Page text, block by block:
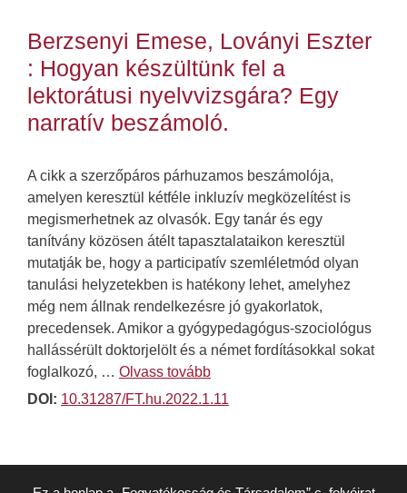
Berzsenyi Emese, Loványi Eszter
: Hogyan készültünk fel a
lektorátusi nyelvvizsgára? Egy
narratív beszámoló.
A cikk a szerzőpáros párhuzamos beszámolója,
amelyen keresztül kétféle inkluzív megközelítést is
megismerhetnek az olvasók. Egy tanár és egy
tanítvány közösen átélt tapasztalataikon keresztül
mutatják be, hogy a participatív szemléletmód olyan
tanulási helyzetekben is hatékony lehet, amelyhez
még nem állnak rendelkezésre jó gyakorlatok,
precedensek. Amikor a gyógypedagógus-szociológus
hallássérült doktorjelölt és a német fordításokkal sokat
foglalkozó, … Olvass tovább
DOI: 10.31287/FT.hu.2022.1.11